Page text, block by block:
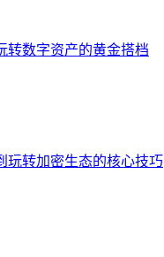
转数字资产的黄金搭档
玩转加密生态的核心技巧